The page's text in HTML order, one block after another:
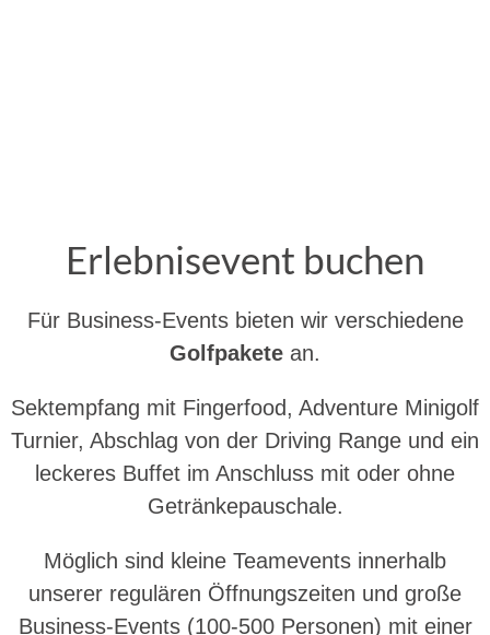
Erlebnisevent buchen
Für Business-Events bieten wir verschiedene
Golfpakete an.
Sektempfang mit Fingerfood, Adventure Minigolf
Turnier, Abschlag von der Driving Range und ein
leckeres Buffet im Anschluss mit oder ohne
Getränkepauschale.
Möglich sind kleine Teamevents innerhalb
unserer regulären Öffnungszeiten und große
Business-Events (100-500 Personen) mit einer